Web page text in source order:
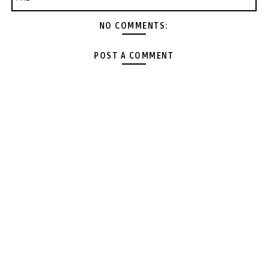
NO COMMENTS:
POST A COMMENT